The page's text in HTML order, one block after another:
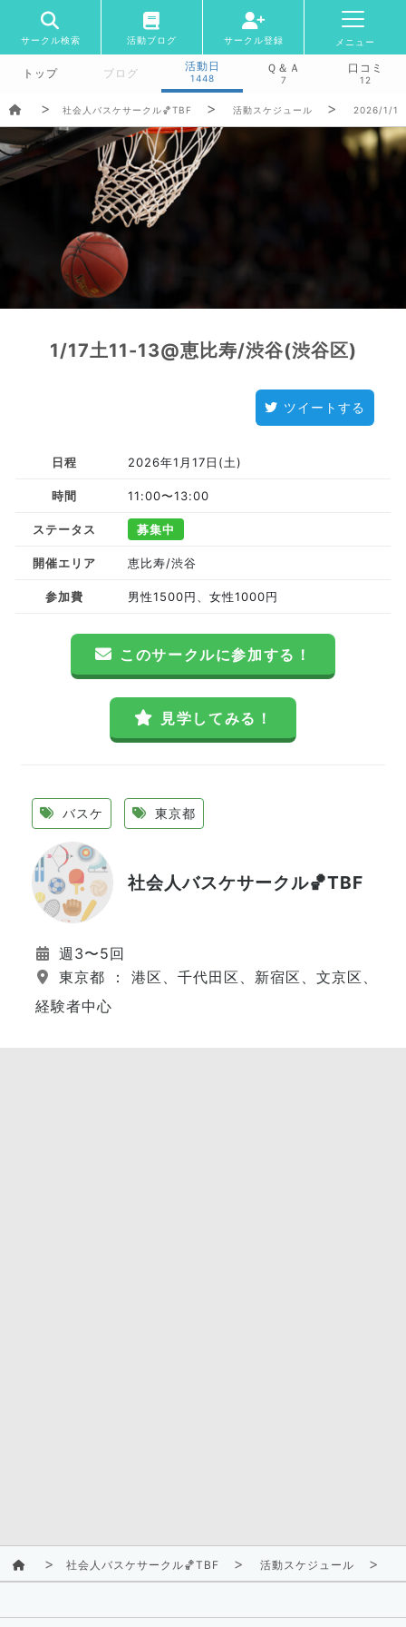
サークル検索 活動ブログ サークル登録 メニュー
トップ ブログ
活動日
1448
Ｑ＆Ａ
7
口コミ
12
社会人バスケサークル🏀TBF 活動スケジュール 2026/1/
1/17土11-13@恵比寿/渋谷(渋谷区)
ツイートする
日程 2026年1月17日(土)
時間 11:00〜13:00
ステータス 募集中
開催エリア 恵比寿/渋谷
参加費 男性1500円、女性1000円
このサークルに参加する！
見学してみる！
バスケ 東京都
社会人バスケサークル🏀TBF
週3〜5回
東京都 ： 港区、千代田区、新宿区、文京区、江
経験者中心
社会人バスケサークル🏀TBF 活動スケジュール